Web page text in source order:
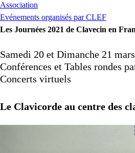
Association
Evénements organisés par CLEF
Les Journées 2021 de Clavecin en
Samedi 20 et Dimanche 21
Conférences et Tables rondes
Concerts virtuels
Le Clavicorde au centre des